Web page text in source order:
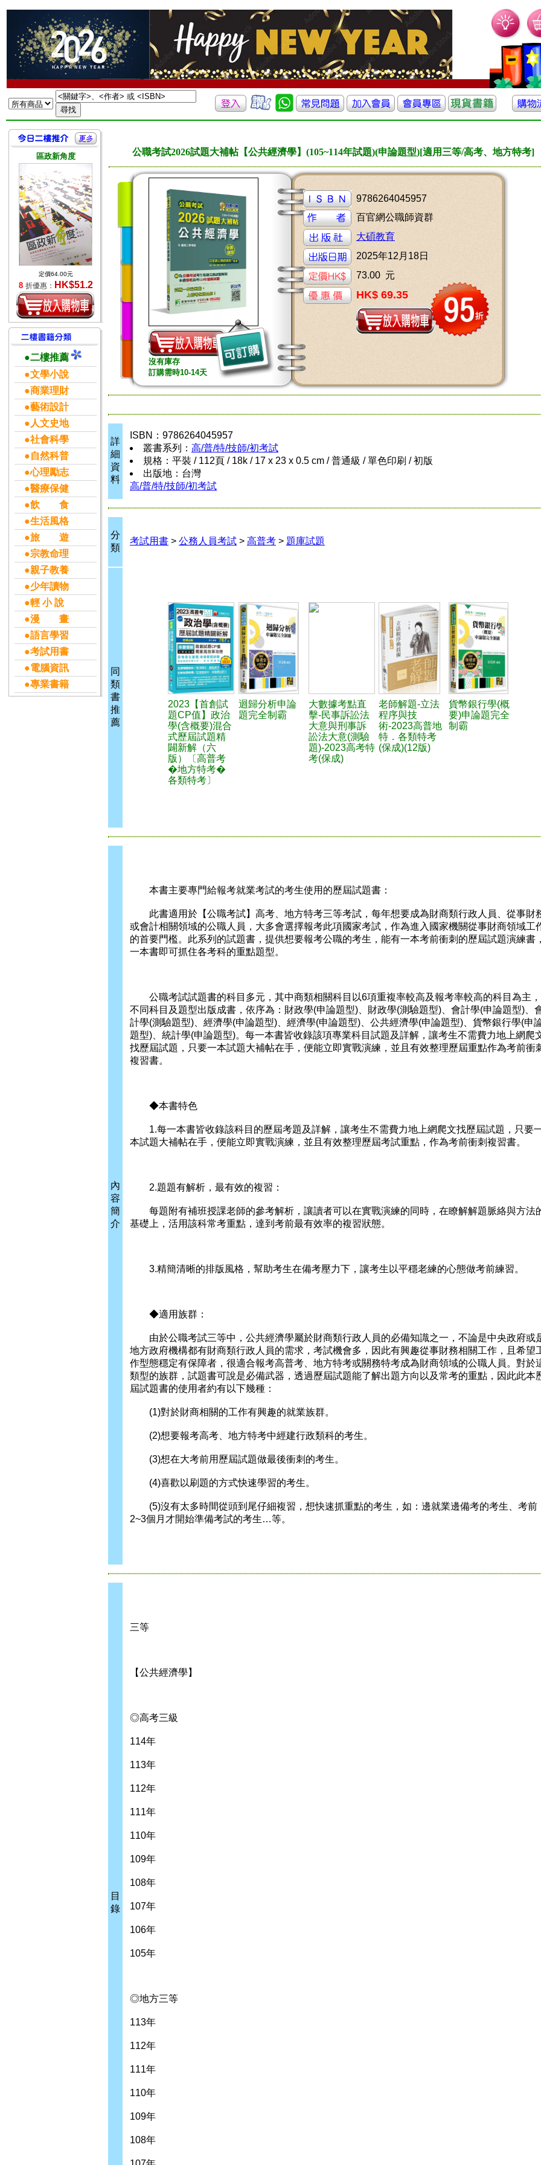
區政新角度
定價64.00元
8 折優惠： HK$51.2
●二樓推薦
●文學小說
●商業理財
●藝術設計
●人文史地
●社會科學
●自然科普
●心理勵志
●醫療保健
●飲 食
●生活風格
●旅 遊
●宗教命理
●親子教養
●少年讀物
●輕 小 說
●漫 畫
●語言學習
●考試用書
●電腦資訊
●專業書籍
公職考試2026試題大補帖【公共經濟學】(105~114年試題)(申論題型)[適用三等/高考、地方特考]
沒有庫存
訂購需時10-14天
9786264045957
百官網公職師資群
大碩教育
2025年12月18日
73.00 元
HK$ 69.35
詳
細
資
料
ISBN：9786264045957
叢書系列： 高/普/特/技師/初考試
規格：平裝 / 112頁 / 18k / 17 x 23 x 0.5 cm / 普通級 / 單色印刷 / 初版
出版地：台灣
高/普/特/技師/初考試
分
類
考試用書 > 公務人員考試 > 高普考 > 題庫試題
同
類
書
推
薦
2023【首創試
題CP值】政治
學(含概要)混合
式歷屆試題精
闢新解（六
版）〔高普考
�地方特考�
各類特考〕
迴歸分析申論
題完全制霸
大數據考點直
擊-民事訴訟法
大意與刑事訴
訟法大意(測驗
題)-2023高考特
考(保成)
老師解題-立法
程序與技
術-2023高普地
特．各類特考
(保成)(12版)
貨幣銀行學(概
要)申論題完全
制霸
內
容
簡
介
本書主要專門給報考就業考試的考生使用的歷屆試題書：
此書適用於【公職考試】高考、地方特考三等考試，每年想要成為財商類行政人員、從事財
或會計相關領域的公職人員，大多會選擇報考此項國家考試，作為進入國家機關從事財商領域工
的首要門檻。此系列的試題書，提供想要報考公職的考生，能有一本考前衝刺的歷屆試題演練書
一本書即可抓住各考科的重點題型。
公職考試試題書的科目多元，其中商類相關科目以6項重複率較高及報考率較高的科目為主
不同科目及題型出版成書，依序為：財政學(申論題型)、財政學(測驗題型)、會計學(申論題型)、
計學(測驗題型)、經濟學(申論題型)、經濟學(申論題型)、公共經濟學(申論題型)、貨幣銀行學(申
題型)、統計學(申論題型)。每一本書皆收錄該項專業科目試題及詳解，讓考生不需費力地上網爬
找歷屆試題，只要一本試題大補帖在手，便能立即實戰演練，並且有效整理歷屆重點作為考前衝
複習書。
◆本書特色
1.每一本書皆收錄該科目的歷屆考題及詳解，讓考生不需費力地上網爬文找歷屆試題，只要
本試題大補帖在手，便能立即實戰演練，並且有效整理歷屆考試重點，作為考前衝刺複習書。
2.題題有解析，最有效的複習：
每題附有補班授課老師的參考解析，讓讀者可以在實戰演練的同時，在瞭解解題脈絡與方法
基礎上，活用該科常考重點，達到考前最有效率的複習狀態。
3.精簡清晰的排版風格，幫助考生在備考壓力下，讓考生以平穩老練的心態做考前練習。
◆適用族群：
由於公職考試三等中，公共經濟學屬於財商類行政人員的必備知識之一，不論是中央政府或
地方政府機構都有財商類行政人員的需求，考試機會多，因此有興趣從事財務相關工作，且希望
作型態穩定有保障者，很適合報考高普考、地方特考或關務特考成為財商領域的公職人員。對於
類型的族群，試題書可說是必備武器，透過歷屆試題能了解出題方向以及常考的重點，因此此本
屆試題書的使用者約有以下幾種：
(1)對於財商相關的工作有興趣的就業族群。
(2)想要報考高考、地方特考中經建行政類科的考生。
(3)想在大考前用歷屆試題做最後衝刺的考生。
(4)喜歡以刷題的方式快速學習的考生。
(5)沒有太多時間從頭到尾仔細複習，想快速抓重點的考生，如：邊就業邊備考的考生、考前
2~3個月才開始準備考試的考生…等。
目
錄
三等
【公共經濟學】
◎高考三級
114年
113年
112年
111年
110年
109年
108年
107年
106年
105年
◎地方三等
113年
112年
111年
110年
109年
108年